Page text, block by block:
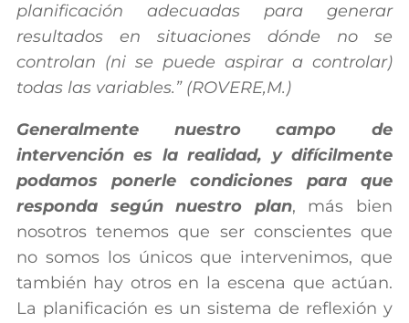
planificación adecuadas para generar
resultados en situaciones dónde no se
controlan (ni se puede aspirar a controlar)
todas las variables.” (ROVERE,M.)
Generalmente nuestro campo de
intervención es la realidad, y difícilmente
podamos ponerle condiciones para que
responda según nuestro plan, más bien
nosotros tenemos que ser conscientes que
no somos los únicos que intervenimos, que
también hay otros en la escena que actúan.
La planificación es un sistema de reflexión y